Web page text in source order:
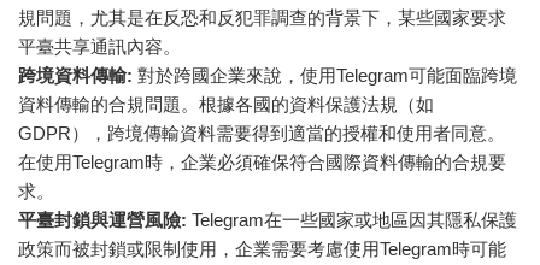
規問題，尤其是在反恐和反犯罪調查的背景下，某些國家要求
平臺共享通訊內容。
跨境資料傳輸: 對於跨國企業來說，使用Telegram可能面臨跨境
資料傳輸的合規問題。根據各國的資料保護法規（如
GDPR），跨境傳輸資料需要得到適當的授權和使用者同意。
在使用Telegram時，企業必須確保符合國際資料傳輸的合規要
求。
平臺封鎖與運營風險: Telegram在一些國家或地區因其隱私保護
政策而被封鎖或限制使用，企業需要考慮使用Telegram時可能